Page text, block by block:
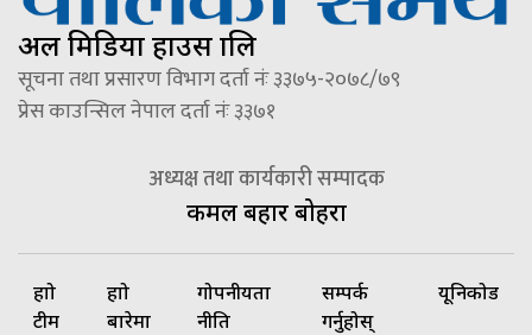
अल मिडिया हाउस प्रालि
सूचना तथा प्रसारण विभाग दर्ता नंः ३३७५-२०७८/७९
प्रेस काउन्सिल नेपाल दर्ता नंः ३३७१
अध्यक्ष तथा कार्यकारी सम्पादक
कमल बहादुर बोहरा
हाम्रो
टीम
हाम्रो
बारेमा
गोपनीयता
नीति
सम्पर्क
गर्नुहोस्
यूनिकोड